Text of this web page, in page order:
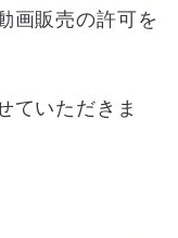
画販売の許可を
ていただきま